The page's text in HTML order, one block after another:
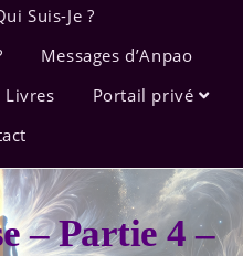
Suis-Je ?
Messages d’Anpao
Livres
Portail privé
– Partie 4 –